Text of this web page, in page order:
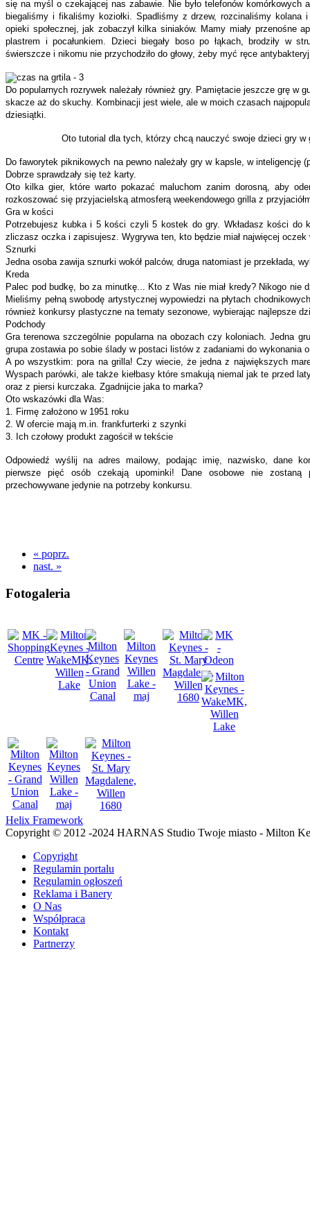
się na myśl o czekającej nas zabawie. Nie było telefonów komórkowych
biegaliśmy i fikaliśmy koziołki. Spadliśmy z drzew, rozcinaliśmy kolana
opieki społecznej, jak zobaczył kilka siniaków. Mamy miały przenośne
plastrem i pocałunkiem. Dzieci biegały boso po łąkach, brodziły w
świerszcze i nikomu nie przychodziło do głowy, żeby myć ręce
Do popularnych rozrywek należały również gry. Pamiętacie jeszcze grę w
skacze aż do skuchy. Kombinacji jest wiele, ale w moich czasach
dziesiątki.
Oto tutorial dla tych, którzy chcą nauczyć swoje dzieci gry
Do faworytek piknikowych na pewno należały gry w kapsle, w
Dobrze sprawdzały się też karty.
Oto kilka gier, które warto pokazać maluchom zanim dorosną, aby
rozkoszować się przyjacielską atmosferą weekendowego grilla z
Gra w kości
Potrzebujesz kubka i 5 kości czyli 5 kostek do gry. Wkładasz kości do
zliczasz oczka i zapisujesz. Wygrywa ten, kto będzie miał najwięcej
Sznurki
Jedna osoba zawija sznurki wokół palców, druga natomiast je przekłada,
Kreda
Palec pod budkę, bo za minutkę... Kto z Was nie miał kredy? Nikogo nie
Mieliśmy pełną swobodę artystycznej wypowiedzi na płytach
również konkursy plastyczne na tematy sezonowe, wybierając najlepsze
Podchody
Gra terenowa szczególnie popularna na obozach czy koloniach. Jedna
grupa zostawia po sobie ślady w postaci listów z zadaniami do wykonania
A po wszystkim: pora na grilla! Czy wiecie, że jedna z największych
Wyspach parówki, ale także kiełbasy które smakują niemal jak te przed
oraz z piersi kurczaka. Zgadnijcie jaka to marka?
Oto wskazówki dla Was:
1. Firmę założono w 1951 roku
2. W ofercie mają m.in. frankfurterki z szynki
3. Ich czołowy produkt zagościł w tekście
Odpowiedź wyślij na adres mailowy, podając imię, nazwisko, dane
pierwsze pięć osób czekają upominki! Dane osobowe nie zostaną
przechowywane jedynie na potrzeby konkursu.
« poprz.
nast. »
Fotogaleria
Helix Framework
Copyright © 2012 -2024 HARNAS Studio Twoje miasto - Milton
Copyright
Regulamin portalu
Regulamin ogłoszeń
Reklama i Banery
O Nas
Współpraca
Kontakt
Partnerzy